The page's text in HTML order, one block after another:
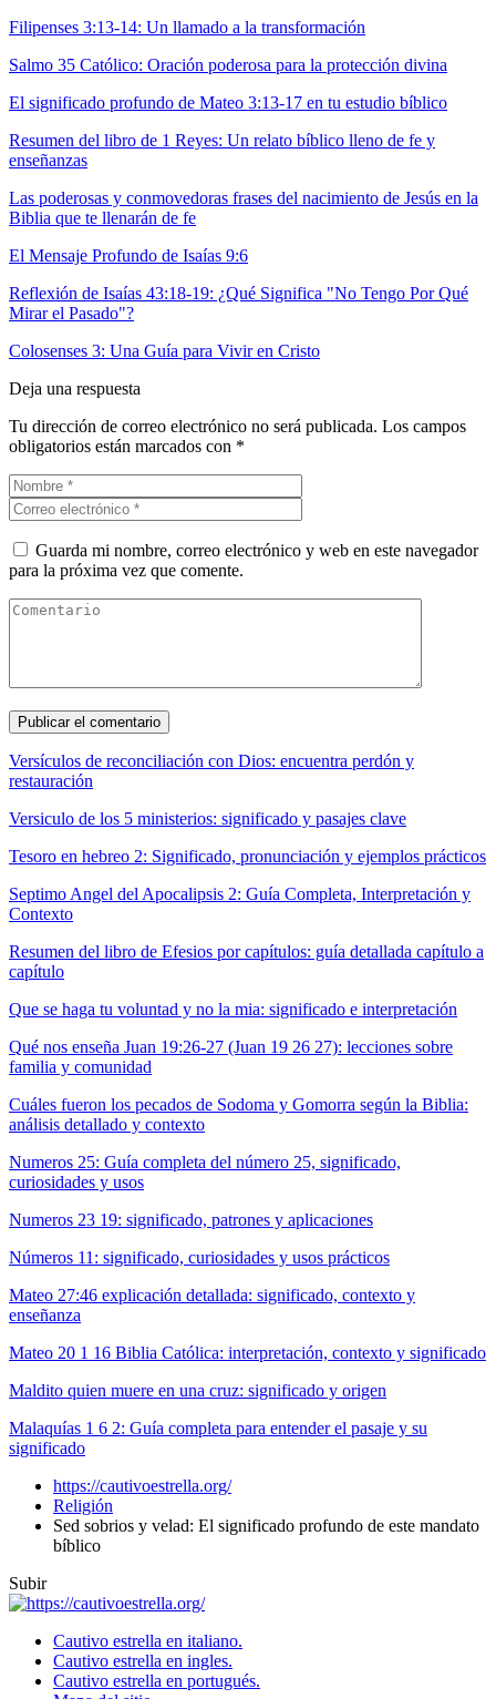
Filipenses 3:13-14: Un llamado a la transformación
Salmo 35 Católico: Oración poderosa para la protección divina
El significado profundo de Mateo 3:13-17 en tu estudio bíblico
Resumen del libro de 1 Reyes: Un relato bíblico lleno de fe y
enseñanzas
Las poderosas y conmovedoras frases del nacimiento de Jesús en la
Biblia que te llenarán de fe
El Mensaje Profundo de Isaías 9:6
Reflexión de Isaías 43:18-19: ¿Qué Significa "No Tengo Por Qué
Mirar el Pasado"?
Colosenses 3: Una Guía para Vivir en Cristo
Deja una respuesta
Tu dirección de correo electrónico no será publicada. Los campos
obligatorios están marcados con *
Guarda mi nombre, correo electrónico y web en este navegador
para la próxima vez que comente.
Versículos de reconciliación con Dios: encuentra perdón y
restauración
Versiculo de los 5 ministerios: significado y pasajes clave
Tesoro en hebreo 2: Significado, pronunciación y ejemplos prácticos
Septimo Angel del Apocalipsis 2: Guía Completa, Interpretación y
Contexto
Resumen del libro de Efesios por capítulos: guía detallada capítulo a
capítulo
Que se haga tu voluntad y no la mia: significado e interpretación
Qué nos enseña Juan 19:26-27 (Juan 19 26 27): lecciones sobre
familia y comunidad
Cuáles fueron los pecados de Sodoma y Gomorra según la Biblia:
análisis detallado y contexto
Numeros 25: Guía completa del número 25, significado,
curiosidades y usos
Numeros 23 19: significado, patrones y aplicaciones
Números 11: significado, curiosidades y usos prácticos
Mateo 27:46 explicación detallada: significado, contexto y
enseñanza
Mateo 20 1 16 Biblia Católica: interpretación, contexto y significado
Maldito quien muere en una cruz: significado y origen
Malaquías 1 6 2: Guía completa para entender el pasaje y su
significado
https://cautivoestrella.org/
Religión
Sed sobrios y velad: El significado profundo de este mandato
bíblico
Subir
Cautivo estrella en italiano.
Cautivo estrella en ingles.
Cautivo estrella en portugués.